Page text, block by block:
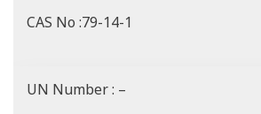
CAS No :79-14-1
UN Number : –